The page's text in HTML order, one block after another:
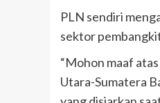
PLN sendiri
sektor
“Mohon maaf
Utara-Sumatera